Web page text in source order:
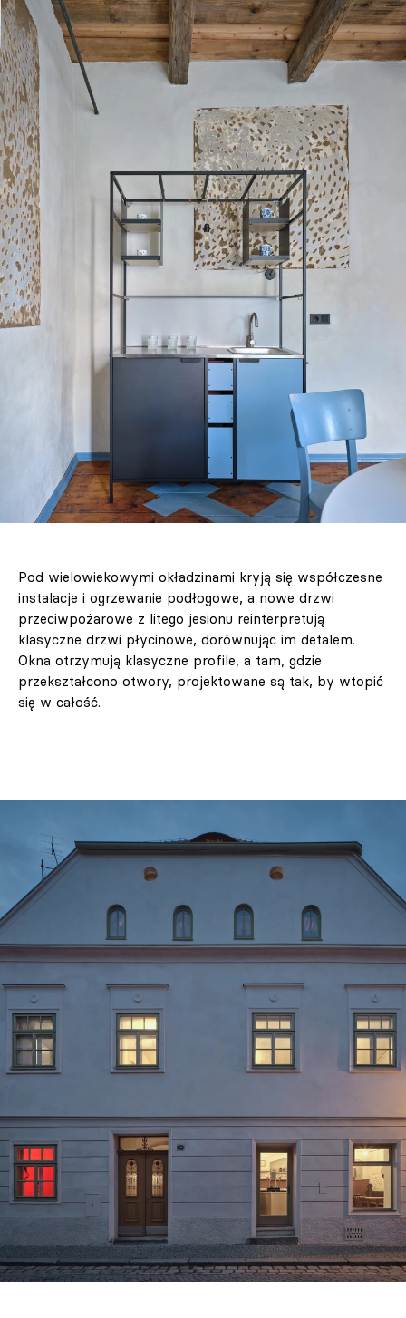
Pod wielowiekowymi okładzinami kryją się współczesne
instalacje i ogrzewanie podłogowe, a nowe drzwi
przeciwpożarowe z litego jesionu reinterpretują
klasyczne drzwi płycinowe, dorównując im detalem.
Okna otrzymują klasyczne profile, a tam, gdzie
przekształcono otwory, projektowane są tak, by wtopić
się w całość.